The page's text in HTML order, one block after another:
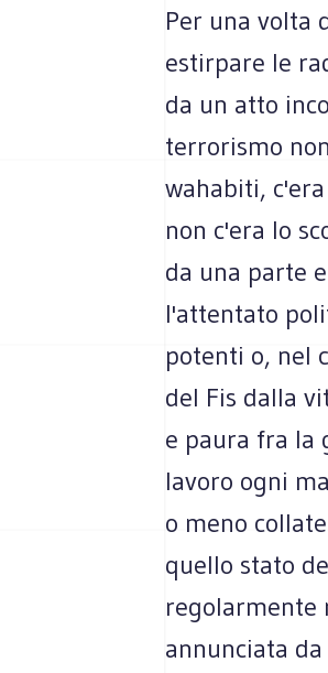
Per una volta
estirpare le
da un atto
terrorismo
wahabiti,
non c'era lo
da una parte
l'attentato
potenti o, nel
del Fis dalla
e paura fra la
lavoro ogni
o meno
quello stato
regolarmente
annunciata